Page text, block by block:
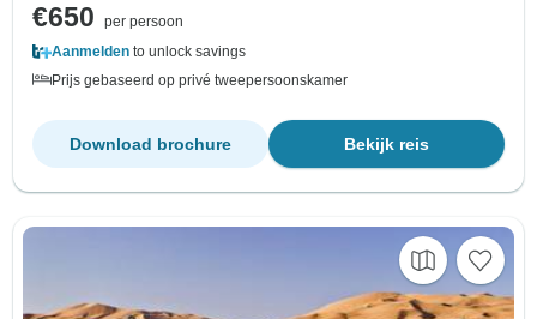
€650
per persoon
Aanmelden to unlock savings
Prijs gebaseerd op privé tweepersoonskamer
Bekijk reis
Download brochure